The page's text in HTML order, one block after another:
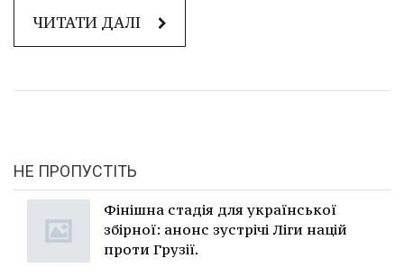
ЧИТАТИ ДАЛІ
НЕ ПРОПУСТІТЬ
Фінішна стадія для української
збірної: анонс зустрічі Ліги націй
проти Грузії.